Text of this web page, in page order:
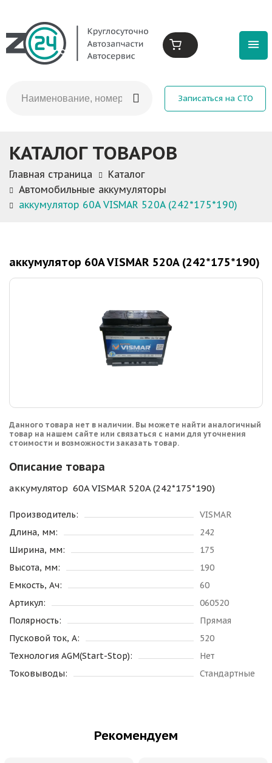
Записаться на СТО
КАТАЛОГ ТОВАРОВ
Главная страница
Каталог
Автомобильные аккумуляторы
аккумулятор 60A VISMAR 520A (242*175*190)
аккумулятор 60A VISMAR 520A (242*175*190)
Данного товара нет в наличии. Вы можете найти аналогичный
товар на нашем сайте или связаться с нами для уточнения
стоимости и возможности заказать товар.
Описание товара
аккумулятор 60A VISMAR 520A (242*175*190)
Производитель:
VISMAR
Длина, мм:
242
Ширина, мм:
175
Высота, мм:
190
Емкость, Ач:
60
Артикул:
060520
Полярность:
Прямая
Пусковой ток, А:
520
Технология AGM(Start-Stop):
Нет
Токовыводы:
Стандартные
Рекомендуем